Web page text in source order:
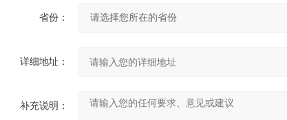
省份：
详细地址：
补充说明：